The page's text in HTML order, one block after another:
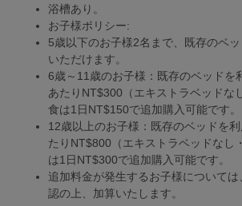
浴槽あり。
お子様ポリシー:
5歳以下のお子様2名まで、既存のベ
いただけます。
6歳～11歳のお子様：既存のベッドを
あたりNT$300（エキストラベッドな
食は1日NT$150で追加購入可能です。
12歳以上のお子様：既存のベッドを
たりNT$800（エキストラベッドなし
は1日NT$300で追加購入可能です。
追加料金が発生するお子様について
認の上、加算いたします。